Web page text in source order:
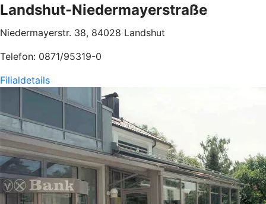
Landshut-Niedermayerstraße
Niedermayerstr. 38, 84028 Landshut
Telefon: 0871/95319-0
Filialdetails